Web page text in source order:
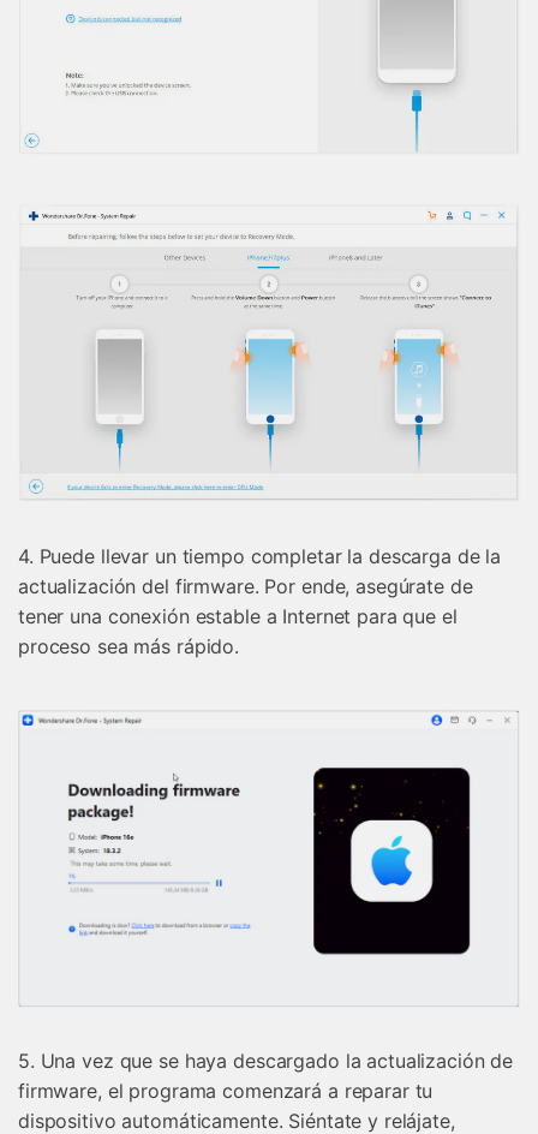
4. Puede llevar un tiempo completar la descarga de la
actualización del firmware. Por ende, asegúrate de
tener una conexión estable a Internet para que el
proceso sea más rápido.
5. Una vez que se haya descargado la actualización de
firmware, el programa comenzará a reparar tu
dispositivo automáticamente. Siéntate y relájate,
+50M usuarios y +17 años de confianza
Recupera y transfiere datos fácilmente
Tecnología IA: sin conocimientos técnicos
Abrir App Prueba Online